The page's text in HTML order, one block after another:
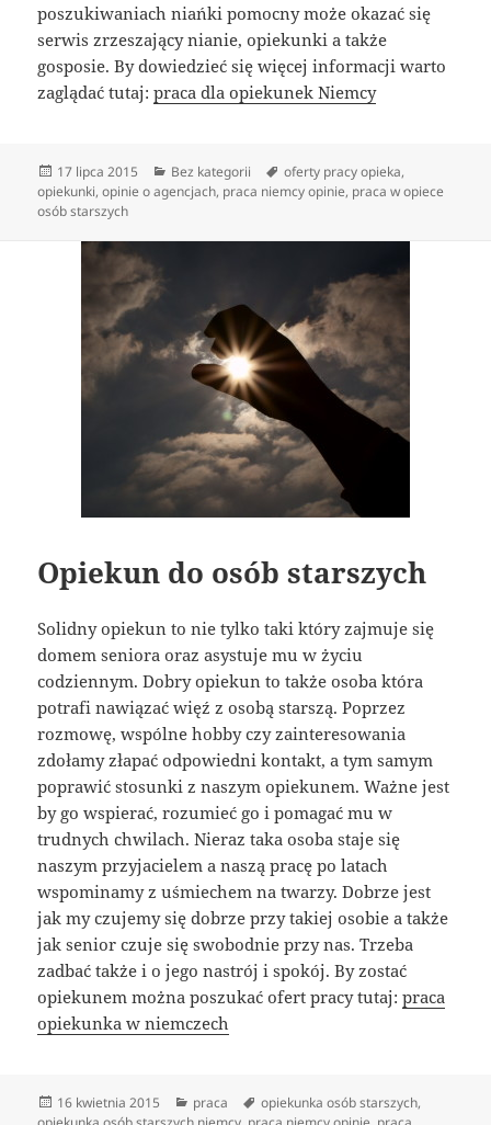
poszukiwaniach niańki pomocny może okazać się
serwis zrzeszający nianie, opiekunki a także
gosposie. By dowiedzieć się więcej informacji warto
zaglądać tutaj:praca dla opiekunek Niemcy
Data
publikacji
17 lipca 2015 Kategorie
Bez kategorii Tagi
oferty pracy opieka,
opiekunki,opinie o agencjach, praca niemcy opinie, praca w opiece
osób starszych
Opiekun do osób starszych
Solidny opiekun to nie tylko taki który zajmuje się
domem seniora oraz asystuje mu w życiu
codziennym. Dobry opiekun to także osoba która
potrafi nawiązać więź z osobą starszą. Poprzez
rozmowę, wspólne hobby czy zainteresowania
zdołamy złapać odpowiedni kontakt, a tym samym
poprawić stosunki z naszym opiekunem. Ważne jest
by go wspierać, rozumieć go i pomagać mu w
trudnych chwilach. Nieraz taka osoba staje się
naszym przyjacielem a naszą pracę po latach
wspominamy z uśmiechem na twarzy. Dobrze jest
jak my czujemy się dobrze przy takiej osobie a także
jak senior czuje się swobodnie przy nas. Trzeba
zadbać także i o jego nastrój i spokój. By zostać
opiekunem można poszukać ofert pracy tutaj:praca
opiekunka w niemczech
Data
publikacji
16 kwietnia 2015 Kategorie
praca Tagi
opiekunka osób starszych,